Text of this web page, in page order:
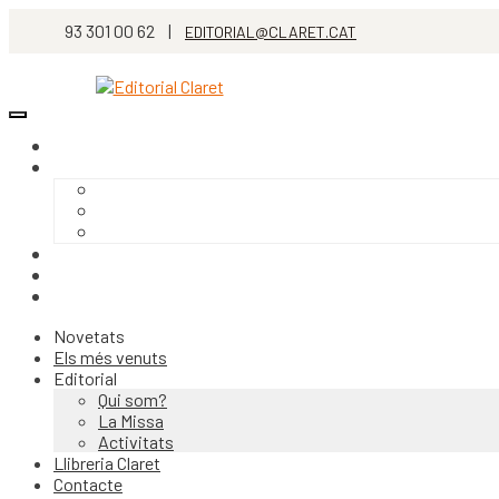
93 301 00 62 | EDITORIAL@CLARET.CAT
Novetats
Els més venuts
Editorial
Qui som?
La Missa
Activitats
Llibreria Claret
Contacte